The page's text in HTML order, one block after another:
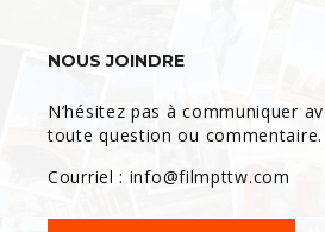
NOUS JOINDRE
N’hésitez pas à communiquer
toute question ou commentaire.
Courriel : info@filmpttw.com